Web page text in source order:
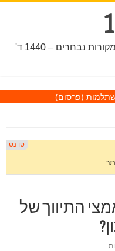
חדשות, מבזקי חדשות ומאמרים ממקורות נבחרים – 1440 ד'
(פרסום)
התיווך של